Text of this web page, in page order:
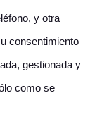
y otra
consentimiento
gestionada y
como se